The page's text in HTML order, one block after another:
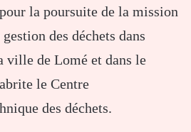
la poursuite de la mission
des déchets dans
ville de Lomé et dans le
le Centre
des déchets.